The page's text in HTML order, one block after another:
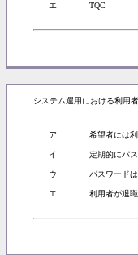
エ TQC
システム運用における利用
ア 希望者には
イ 定期的にパ
ウ パスワード
エ 利用者が退